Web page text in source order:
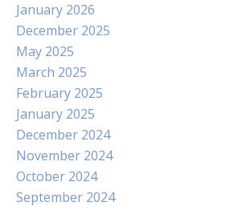
January 2026
December 2025
May 2025
March 2025
February 2025
January 2025
December 2024
November 2024
October 2024
September 2024